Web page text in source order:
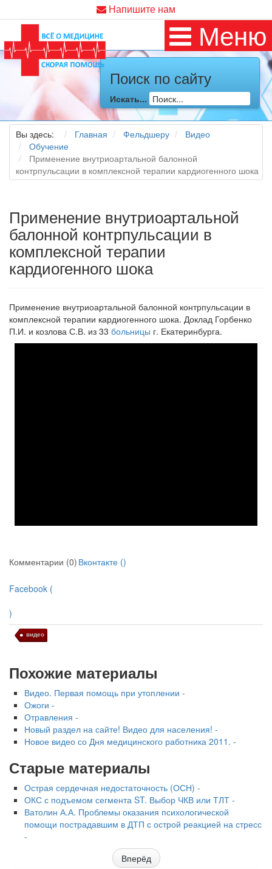
Напишите нам
Меню
Поиск по сайту
Искать...
Вы здесь: Главная Фельдшеру
Видео
Обучение
Применение внутриоартальной балонной
контрпульсации в комплексной терапии кардиогенного шока
Применение внутриоартальной
балонной контрпульсации в
комплексной терапии
кардиогенного шока
Применение внутриоартальной балонной контрпульсации в
комплексной терапии кардиогенного шока. Доклад Горбенко
П.И. и козлова С.В. из 33 больницы г. Екатеринбурга.
Комментарии (0) Вконтакте ()
Facebook (
)
видео
Похожие материалы
Видео. Первая помощь при утоплении -
Ожоги -
Отравления -
Новый раздел на сайте! Видео для населения! -
Новое видео со Дня медицинского работника 2011. -
Старые материалы
Острая сердечная недостаточность (ОСН) -
ОКС с подъемом сегмента ST. Выбор ЧКВ или ТЛТ -
Ватолин А.А. Проблемы оказания психологической
помощи пострадавшим в ДТП с острой реакцией на стресс
-
Вперёд